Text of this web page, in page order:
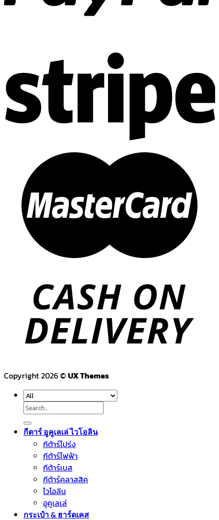
Copyright 2026 ©UX Themes
Search
for:
กีตาร์ อูคูเลเล่ ไวโอลิน
กีต้าร์โปร่ง
กีต้าร์ไฟฟ้า
กีต้าร์เบส
กีต้าร์คลาสสิค
ไวโอลีน
อูคูเลเล่
กระเป๋า & ฮาร์ดเคส